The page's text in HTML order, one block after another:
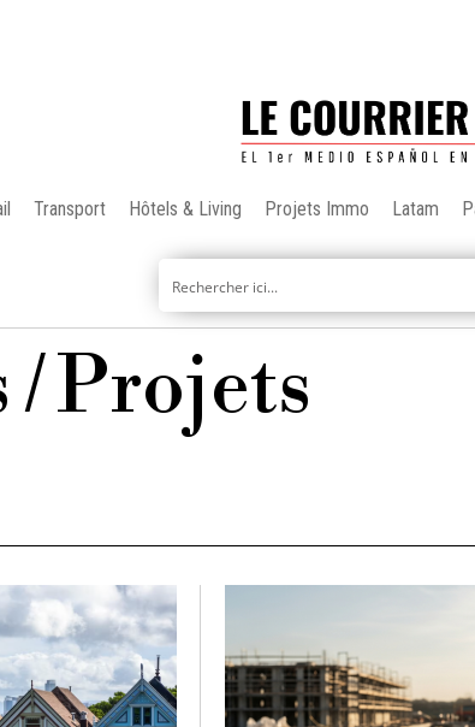
Transport Hôtels & Living Projets Immo Latam
Projets